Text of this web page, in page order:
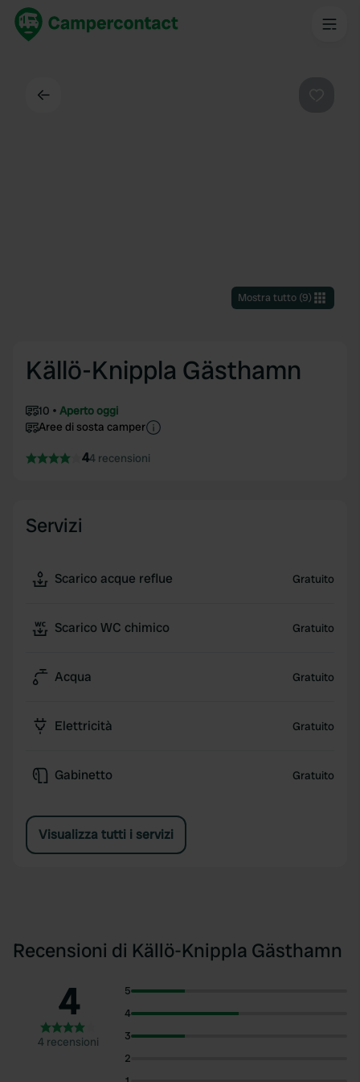
Mostra tutto(9)
Källö-Knippla Gästhamn
10
Aperto oggi
Aree di sosta camper
44 recensioni
Servizi
Scarico acque reflue Gratuito
Scarico WC chimico Gratuito
Acqua Gratuito
Elettricità Gratuito
Gabinetto Gratuito
Visualizza tutti i servizi
Recensioni di Källö-Knippla Gästhamn
4
4 recensioni
5
4
3
2